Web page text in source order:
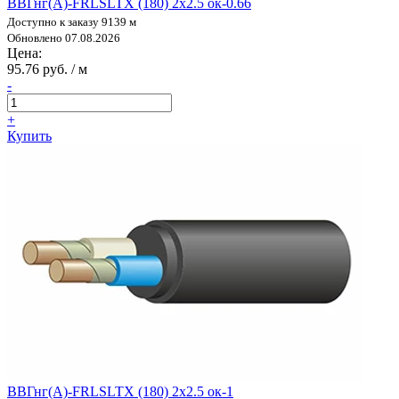
Доступно к заказу 9139 м
Обновлено 07.08.2026
Цена:
95.76 руб. / м
-
+
Купить
ВВГнг(А)-FRLSLTX (180) 2х2.5 ок-1